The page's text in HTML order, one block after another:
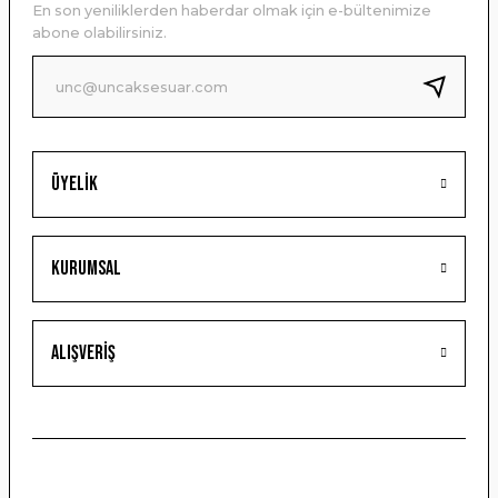
Ürün bilgilerinde hatalar bulunuyor.
Ürün fiyatı diğer sitelerden daha pahalı.
Bu ürüne benzer farklı alternatifler olmalı.
Gönder
Üyelik
Kurumsal
Alışveriş
En son yeniliklerden haberdar olmak için e-bültenimize
abone olabilirsiniz.